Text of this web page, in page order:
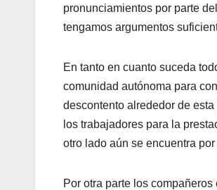
pronunciamientos por parte
tengamos argumentos
En tanto en cuanto suceda
comunidad autónoma para
descontento alrededor de
los trabajadores para la
otro lado aún se encuentra
Por otra parte los